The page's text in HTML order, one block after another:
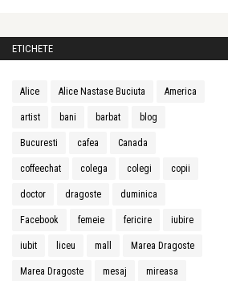
ETICHETE
Alice Alice Nastase Buciuta America
artist bani barbat blog
Bucuresti cafea Canada
coffeechat colega colegi copii
doctor dragoste duminica
Facebook femeie fericire iubire
iubit liceu mall Marea Dragoste
Marea Dragoste mesaj mireasa